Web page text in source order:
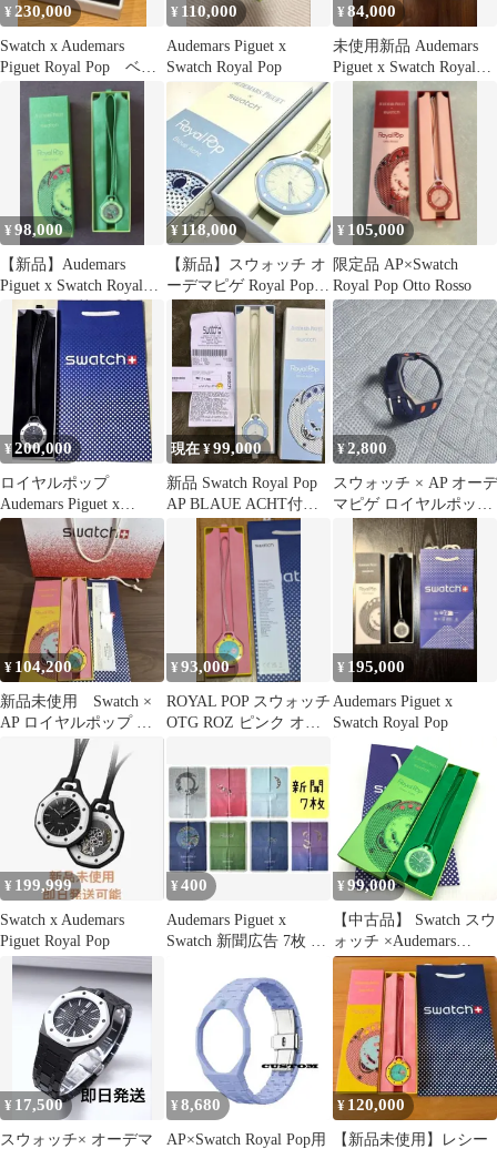
¥ 230,000
Swatch x Audemars
Piguet Royal Pop ベル
¥ 110,000
Audemars Piguet x
Swatch Royal Pop
¥84,000
未使用新品 Audemars
Piguet x Swatch Royal
¥98,000
【新品】Audemars
Piguet x Swatch Royal
Pop
¥ 118,000
【新品】スウォッチ オ
ーデマピゲ Royal Pop
シリコンストラップベ
ルト付
¥ 105,000
限定品 AP×Swatch
Royal Pop Otto Rosso
¥200,000
ロイヤルポップ
Audemars Piguet x
Swatch 白黒
現在 ¥99,000
新品 Swatch Royal Pop
AP BLAUE ACHT付属
品付き
¥2,800
スウォッチ × AP オーデ
マピゲ ロイヤルポップ
用ベルト ネイビー 紺
¥ 104,200
新品未使用 Swatch ×
AP ロイヤルポップ ピ
ンクイエロー 大人
¥93,000
ROYAL POP スウォッチ
OTG ROZ ピンク オー
¥ 195,000
Audemars Piguet x
Swatch Royal Pop
¥ 199,999
Swatch x Audemars
Piguet Royal Pop
¥400
Audemars Piguet x
Swatch 新聞広告 7枚 朝
¥99,000
【中古品】 Swatch スウ
ォッチ ×Audemars
Piguet オーデマ・ピゲ
別注 コラボ ROYAL
POP GREEN EIGHT ロ
イヤル ポップ グリーン
エイト 時計 アクセサリ
ー 【197-260724-ko-01-
tei】
¥ 17,500
スウォッチ× オーデマ
¥ 8,680
AP×Swatch Royal Pop用
¥ 120,000
【新品未使用】レシー